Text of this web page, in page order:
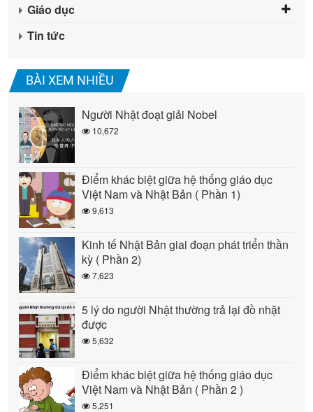
Giáo dục
Tin tức
BÀI XEM NHIỀU
Người Nhật đoạt giải Nobel
10,672
Điểm khác biệt giữa hệ thống giáo dục
Việt Nam và Nhật Bản ( Phần 1)
9,613
Kinh tế Nhật Bản giai đoạn phát triển thần
kỳ ( Phần 2)
7,623
5 lý do người Nhật thường trả lại đồ nhặt
được
5,632
Điểm khác biệt giữa hệ thống giáo dục
Việt Nam và Nhật Bản ( Phần 2 )
5,251